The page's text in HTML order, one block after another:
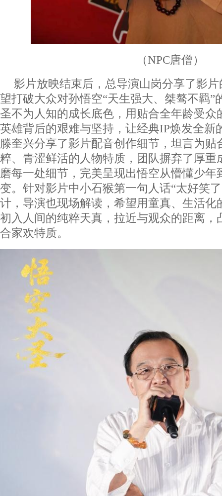
（NPC唐僧）
影片放映结束后，总导演山岗分享了影
望打破大众对孙悟空“天生强大、桀骜不羁”
圣不为人知的成长底色，用贴合全年龄受众
英雄背后的艰难与坚持，让经典IP焕发全新
滕奎兴分享了影片配音创作细节，坦言为贴
粹、青涩鲜活的人物特质，团队摒弃了厚重
磨每一处细节，完美呈现出悟空从懵懂少年
变。针对影片中小石猴第一句人话“太好笑
计，导演也现场解读，希望用童真、生活化
初入人间的纯粹天真，拉近与观众的距离，
合家欢特质。